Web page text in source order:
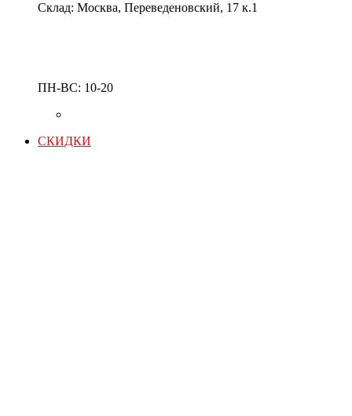
Склад: Москва, Переведеновский, 17 к.1
ПН-ВС: 10-20
СКИДКИ